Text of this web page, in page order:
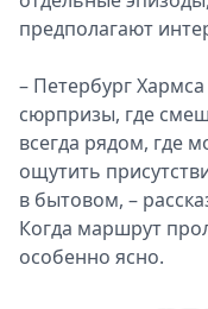
предполагают
– Петербург
сюрпризы, где
всегда рядом, где
ощутить
в бытовом, –
Когда маршрут
особенно ясно.